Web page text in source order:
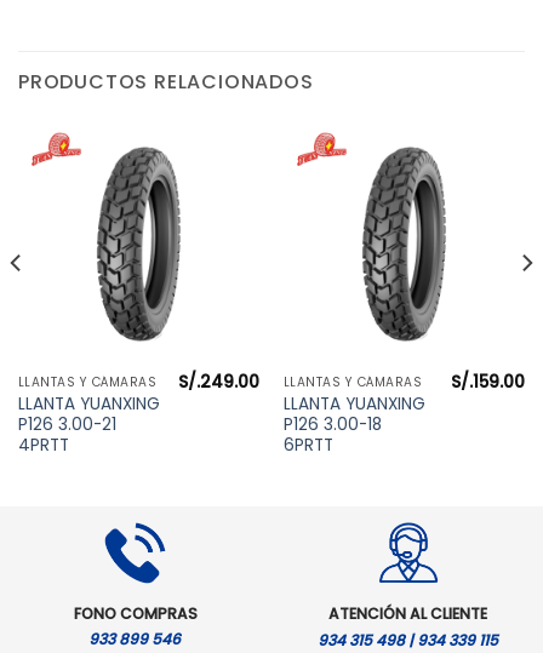
PRODUCTOS RELACIONADOS
LLANTAS Y CÁMARAS
LLANTA YUANXING
P126 3.00-21
4PRTT
S/.249.00 LLANTAS Y CÁMARAS
LLANTA YUANXING
P126 3.00-18
6PRTT
S/.159.00
FONO COMPRAS
933 899 546
ATENCIÓN AL CLIENTE
934 315 498 | 934 339 115